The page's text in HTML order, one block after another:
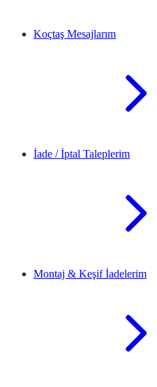
Koçtaş Mesajlarım
İade / İptal Taleplerim
Montaj & Keşif İadelerim